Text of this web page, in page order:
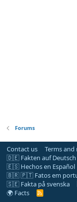
Forums
Contact us Terms and
🇩🇪 Fakten auf Deutsch
🇪🇸 Hechos en Español
🇧🇷 🇵🇹 Fatos em
🇸🇪 Fakta på svenska
🌍 Facts
R